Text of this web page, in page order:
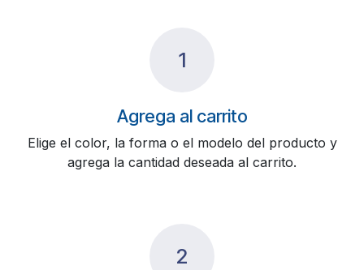
1
Agrega al carrito
Elige el color, la forma o el modelo del producto y
agrega la cantidad deseada al carrito.
2